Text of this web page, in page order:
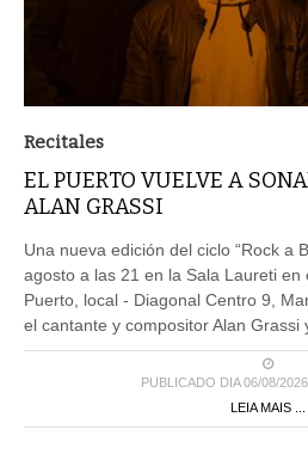
Recitales
EL PUERTO VUELVE A
ALAN GRASSI
Una nueva edición del ciclo “Rock a
agosto a las 21 en la Sala Laureti en
Puerto, local - Diagonal Centro 9,
el cantante y compositor Alan Grassi
PUBLICADO DIA 06/08/
LEIA MAIS ...